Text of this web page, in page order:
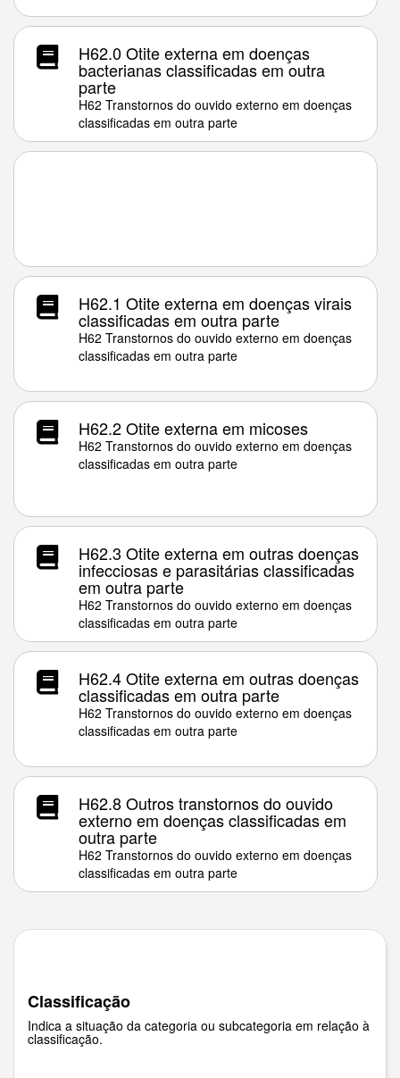
H62.0 Otite externa em doenças
bacterianas classificadas em outra
parte
H62 Transtornos do ouvido externo em doenças
classificadas em outra parte
H62.1 Otite externa em doenças virais
classificadas em outra parte
H62 Transtornos do ouvido externo em doenças
classificadas em outra parte
H62.2 Otite externa em micoses
H62 Transtornos do ouvido externo em doenças
classificadas em outra parte
H62.3 Otite externa em outras doenças
infecciosas e parasitárias classificadas
em outra parte
H62 Transtornos do ouvido externo em doenças
classificadas em outra parte
H62.4 Otite externa em outras doenças
classificadas em outra parte
H62 Transtornos do ouvido externo em doenças
classificadas em outra parte
H62.8 Outros transtornos do ouvido
externo em doenças classificadas em
outra parte
H62 Transtornos do ouvido externo em doenças
classificadas em outra parte
Classificação
Indica a situação da categoria ou subcategoria em relação à
classificação.